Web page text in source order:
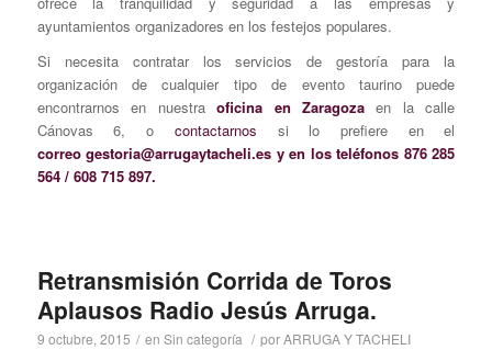
ayuntamientos organizadores en los festejos populares.
Si necesita contratar los servicios de gestoría para la
organización de cualquier tipo de evento taurino puede
encontrarnos en nuestraoficina en Zaragozaen la calle
Cánovas 6, o contactarnos si lo prefiere en el
correo gestoria@arrugaytacheli.es y en los teléfonos 876 285
564 / 608 715 897.
Retransmisión Corrida de Toros
Aplausos Radio Jesús Arruga.
9 octubre, 2015 / en Sin categoría / porARRUGA Y TACHELI